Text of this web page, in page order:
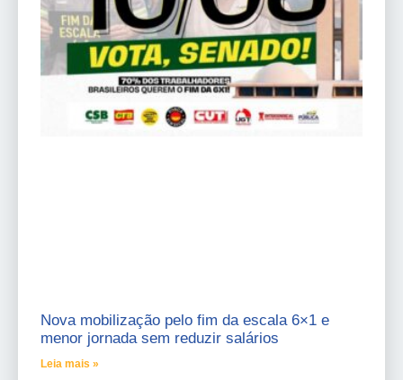
Nova mobilização pelo fim da escala 6×1 e
menor jornada sem reduzir salários
Leia mais »